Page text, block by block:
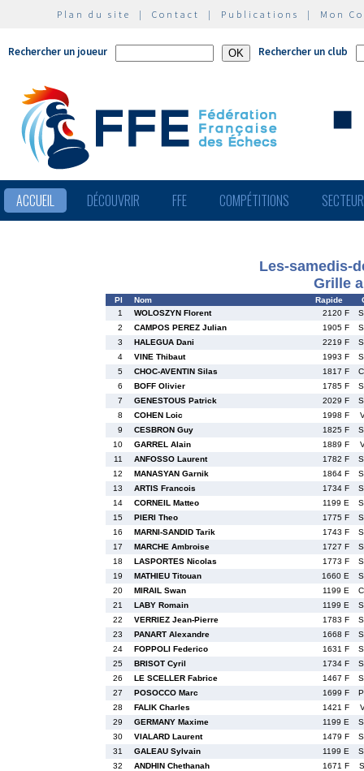
Plan du site | Contact | Publications | Mon
Rechercher un joueur Rechercher un club
ACCUEIL DÉCOUVRIR FFE COMPÉTITIONS
Les-samedis-
Grille
Pl Nom Rapide
1
WOLOSZYN Florent 2120 F
2
CAMPOS PEREZ Julian 1905 F
3
HALEGUA Dani 2219 F
4
VINE Thibaut 1993 F
5
CHOC-AVENTIN Silas 1817 F
6
BOFF Olivier 1785 F
7
GENESTOUS Patrick 2029 F
8
COHEN Loic 1998 F
9
CESBRON Guy 1825 F
10
GARREL Alain 1889 F
11
ANFOSSO Laurent 1782 F
12
MANASYAN Garnik 1864 F
13
ARTIS Francois 1734 F
14
CORNEIL Matteo 1199 E
15
PIERI Theo 1775 F
16
MARNI-SANDID Tarik 1743 F
17
MARCHE Ambroise 1727 F
18
LASPORTES Nicolas 1773 F
19
MATHIEU Titouan 1660 E
20
MIRAIL Swan 1199 E
21
LABY Romain 1199 E
22
VERRIEZ Jean-Pierre 1783 F
23
PANART Alexandre 1668 F
24
FOPPOLI Federico 1631 F
25
BRISOT Cyril 1734 F
26
LE SCELLER Fabrice 1467 F
27
POSOCCO Marc 1699 F
28
FALIK Charles 1421 F
29
GERMANY Maxime 1199 E
30
VIALARD Laurent 1479 F
31
GALEAU Sylvain 1199 E
32
ANDHIN Chethanah 1671 F